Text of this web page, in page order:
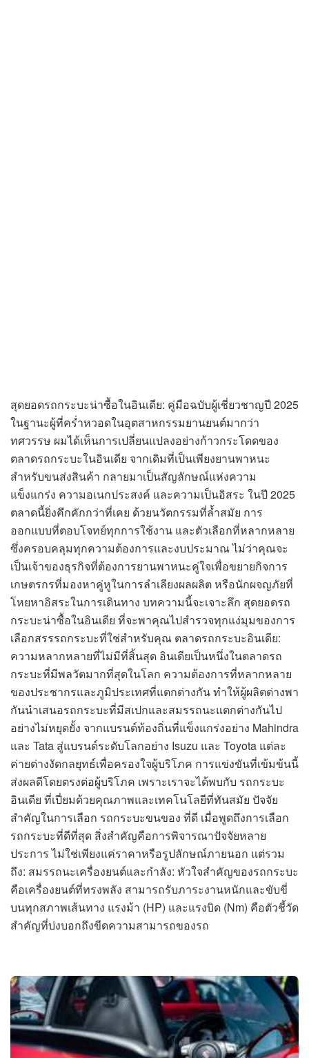
สุดยอดรถกระบะน่าซื้อในอินเดีย: คู่มือฉบับผู้เชี่ยวชาญปี 2025
ในฐานะผู้ที่คร่ำหวอดในอุตสาหกรรมยานยนต์มากว่า
ทศวรรษ ผมได้เห็นการเปลี่ยนแปลงอย่างก้าวกระโดดของ
ตลาดรถกระบะในอินเดีย จากเดิมที่เป็นเพียงยานพาหนะ
สำหรับขนส่งสินค้า กลายมาเป็นสัญลักษณ์แห่งความ
แข็งแกร่ง ความอเนกประสงค์ และความเป็นอิสระ ในปี 2025
ตลาดนี้ยิ่งคึกคักกว่าที่เคย ด้วยนวัตกรรมที่ล้ำสมัย การ
ออกแบบที่ตอบโจทย์ทุกการใช้งาน และตัวเลือกที่หลากหลาย
ซึ่งครอบคลุมทุกความต้องการและงบประมาณ ไม่ว่าคุณจะ
เป็นเจ้าของธุรกิจที่ต้องการยานพาหนะคู่ใจเพื่อขยายกิจการ
เกษตรกรที่มองหาคู่หูในการลำเลียงผลผลิต หรือนักผจญภัยที่
โหยหาอิสระในการเดินทาง บทความนี้จะเจาะลึก สุดยอดรถ
กระบะน่าซื้อในอินเดีย ที่จะพาคุณไปสำรวจทุกแง่มุมของการ
เลือกสรรรถกระบะที่ใช่สำหรับคุณ ตลาดรถกระบะอินเดีย:
ความหลากหลายที่ไม่มีที่สิ้นสุด อินเดียเป็นหนึ่งในตลาดรถ
กระบะที่มีพลวัตมากที่สุดในโลก ความต้องการที่หลากหลาย
ของประชากรและภูมิประเทศที่แตกต่างกัน ทำให้ผู้ผลิตต่างพา
กันนำเสนอรถกระบะที่มีสเปกและสมรรถนะแตกต่างกันไป
อย่างไม่หยุดยั้ง จากแบรนด์ท้องถิ่นที่แข็งแกร่งอย่าง Mahindra
และ Tata สู่แบรนด์ระดับโลกอย่าง Isuzu และ Toyota แต่ละ
ค่ายต่างงัดกลยุทธ์เพื่อครองใจผู้บริโภค การแข่งขันที่เข้มข้นนี้
ส่งผลดีโดยตรงต่อผู้บริโภค เพราะเราจะได้พบกับ รถกระบะ
อินเดีย ที่เปี่ยมด้วยคุณภาพและเทคโนโลยีที่ทันสมัย ปัจจัย
สำคัญในการเลือก รถกระบะขนของ ที่ดี เมื่อพูดถึงการเลือก
รถกระบะที่ดีที่สุด สิ่งสำคัญคือการพิจารณาปัจจัยหลาย
ประการ ไม่ใช่เพียงแค่ราคาหรือรูปลักษณ์ภายนอก แต่รวม
ถึง: สมรรถนะเครื่องยนต์และกำลัง: หัวใจสำคัญของรถกระบะ
คือเครื่องยนต์ที่ทรงพลัง สามารถรับภาระงานหนักและขับขี่
บนทุกสภาพเส้นทาง แรงม้า (HP) และแรงบิด (Nm) คือตัวชี้วัด
สำคัญที่บ่งบอกถึงขีดความสามารถของรถ